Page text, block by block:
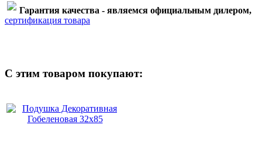
Гарантия качества - являемся официальным дилером,
сертификация товара
С этим товаром покупают: